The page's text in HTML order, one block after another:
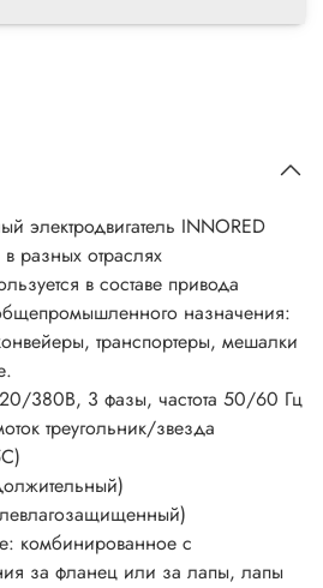
электродвигатель INNORED
разных отраслях
в составе привода
назначения:
транспортеры, мешалки
380В, 3 фазы, частота 50/60 Гц
треугольник/звезда
комбинированное с
за фланец или за лапы, лапы